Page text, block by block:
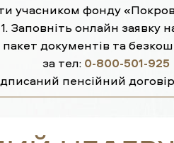
учасником фонду
1. Заповніть онлайн заявку
документів та
за тел: 0-800-501-925
пенсійний